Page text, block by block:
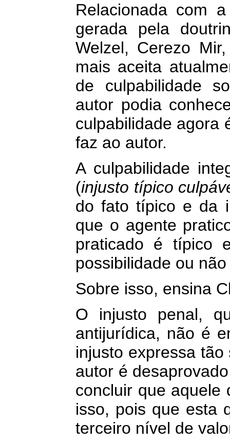
Relacionada com
gerada pela
Welzel, Cerezo
mais aceita
de culpabilidade
autor podia
culpabilidade agora
faz ao autor.
A culpabilidade
(injusto típico
do fato típico e da
que o agente
praticado é típico
possibilidade ou
Sobre isso, ensina
O injusto penal,
antijurídica, não é
injusto expressa
autor é
concluir que aquele
isso, pois que esta
terceiro nível de